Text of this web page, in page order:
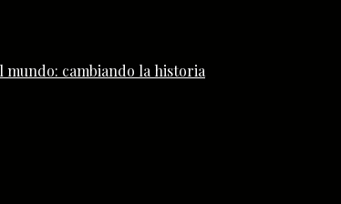
mundo: cambiando la historia